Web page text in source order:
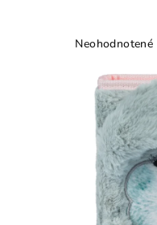
Priemerné
produktu
hviezdičiek.
Neohodnotené